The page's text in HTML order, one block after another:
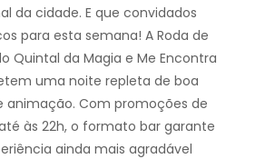
da cidade. E que convidados
para esta semana! A Roda de
Quintal da Magia e Me Encontra
uma noite repleta de boa
animação. Com promoções de
às 22h, o formato bar garante
ainda mais agradável